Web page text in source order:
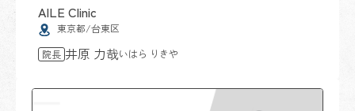
AILE Clinic
東京都/台東区
院長 井原 力哉いはら りきや